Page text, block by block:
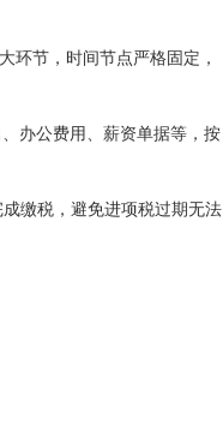
环节，时间节点严格固定，
办公费用、薪资单据等，按
缴税，避免进项税过期无法